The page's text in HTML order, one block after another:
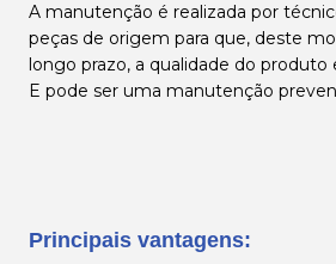
A manutenção é realizada por
peças de origem para que, deste
longo prazo, a qualidade do produto
E pode ser uma manutenção
Principais vantagens: